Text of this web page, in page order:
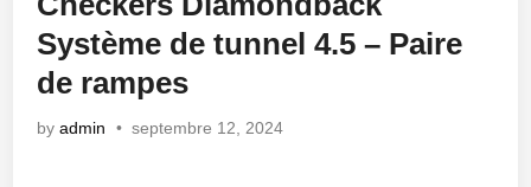
Système de tunnel 4.5 – Paire
de rampes
byadmin • septembre 12, 2024